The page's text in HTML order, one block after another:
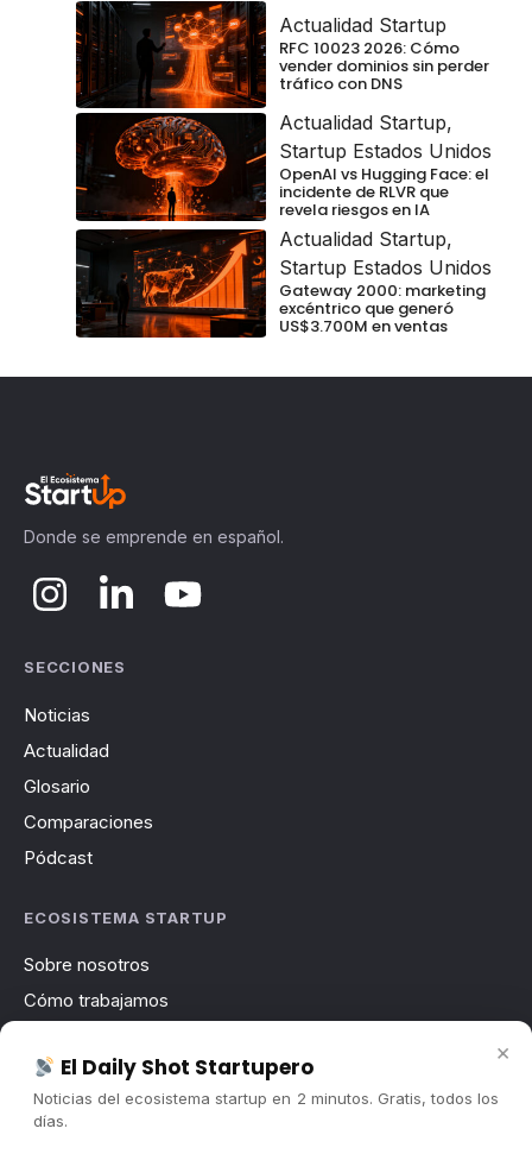
Actualidad Startup
RFC 10023 2026: Cómo
vender dominios sin perder
tráfico con DNS
Actualidad Startup,
Startup Estados Unidos
OpenAI vs Hugging Face: el
incidente de RLVR que
revela riesgos en IA
Actualidad Startup,
Startup Estados Unidos
Gateway 2000: marketing
excéntrico que generó
US$3.700M en ventas
Donde se emprende en español.
SECCIONES
Noticias
Actualidad
Glosario
Comparaciones
Pódcast
ECOSISTEMA STARTUP
Sobre nosotros
Cómo trabajamos
Contacto
Publicidad
×
El Daily Shot Startupero
Noticias del ecosistema startup en 2 minutos. Gratis, todos los
días.